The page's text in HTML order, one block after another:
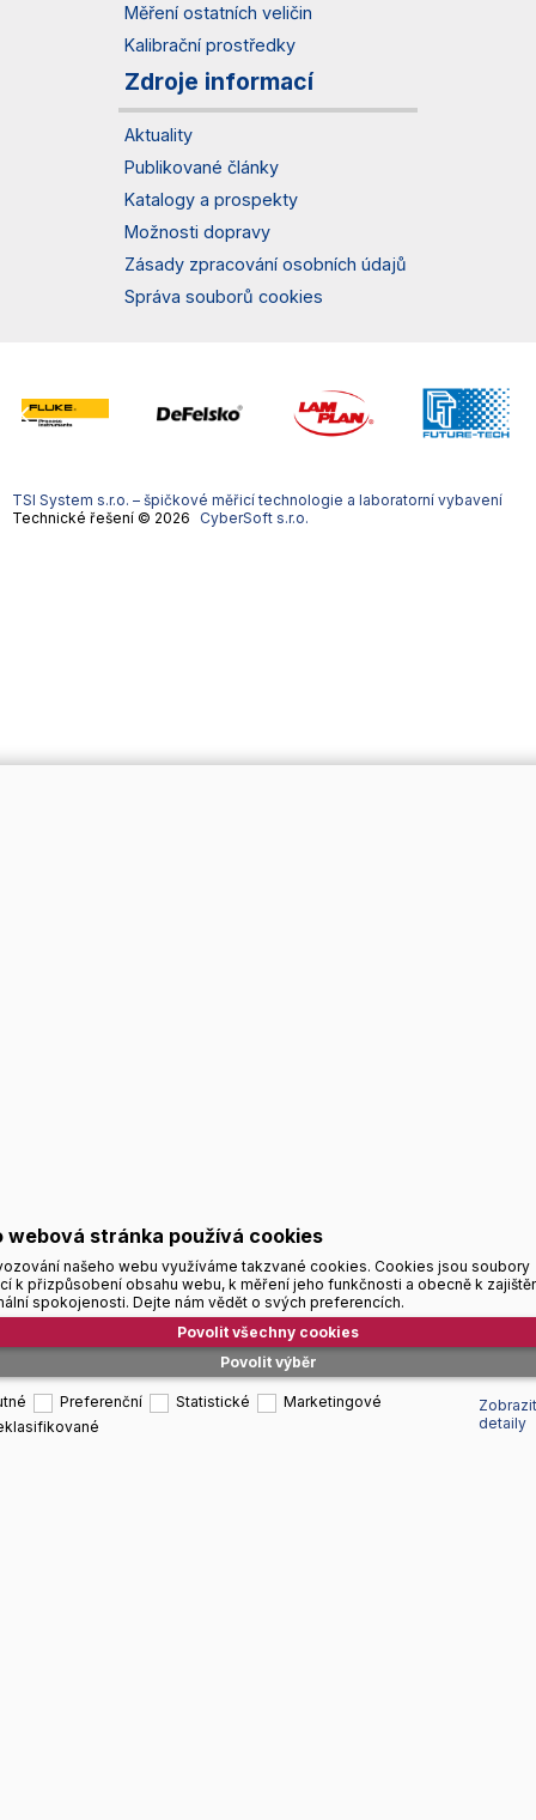
Měření ostatních veličin
Kalibrační prostředky
Zdroje informací
Aktuality
Publikované články
Katalogy a prospekty
Možnosti dopravy
Zásady zpracování osobních údajů
Správa souborů cookies
TSI System s.r.o. – špičkové měřicí technologie a laboratorní vybavení
Technické řešení © 2026
CyberSoft s.r.o.
webová stránka používá cookies
našeho webu využíváme takzvané cookies. Cookies jsou soubory
k přizpůsobení obsahu webu, k měření jeho funkčnosti a obecně k
spokojenosti. Dejte nám vědět o svých preferencích.
Povolit výběr
Povolit všechny cookies
Preferenční Statistické
Marketingové
detaily